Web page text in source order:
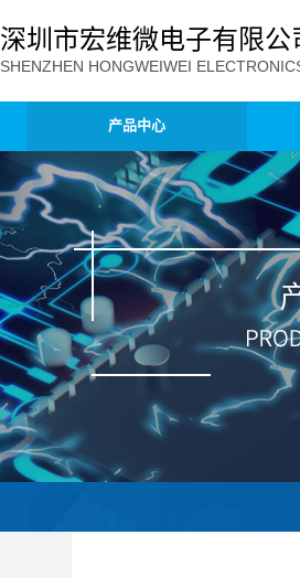
深圳市宏维微电子有限公
SHENZHEN HONGWEIWEI
产品中心